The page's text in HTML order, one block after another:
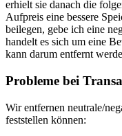
erhielt sie danach die
Aufpreis eine bessere
beilegen, gebe ich eine
handelt es sich um eine
kann darum entfernt
Probleme bei
Wir entfernen neutrale/
feststellen können: